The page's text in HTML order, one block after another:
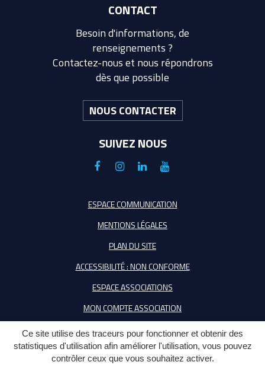
Ce site utilise des traceurs pour fonctionner et obtenir des
statistiques d'utilisation afin améliorer l'utilisation, vous pouvez
contrôler ceux que vous souhaitez activer.
CONTACT
Besoin d'informations, de
renseignements ?
Contactez-nous et nous répondrons
dès que possible
NOUS CONTACTER
SUIVEZ NOUS
Lien
le
Facebook
Lien
le
compte
Instagram
Lien
le
compte
Linkedin
Lien
la
Youtube
ESPACE COMMUNICATION
MENTIONS LÉGALES
PLAN DU SITE
ACCESSIBILITÉ : NON CONFORME
ESPACE ASSOCIATIONS
MON COMPTE ASSOCIATION